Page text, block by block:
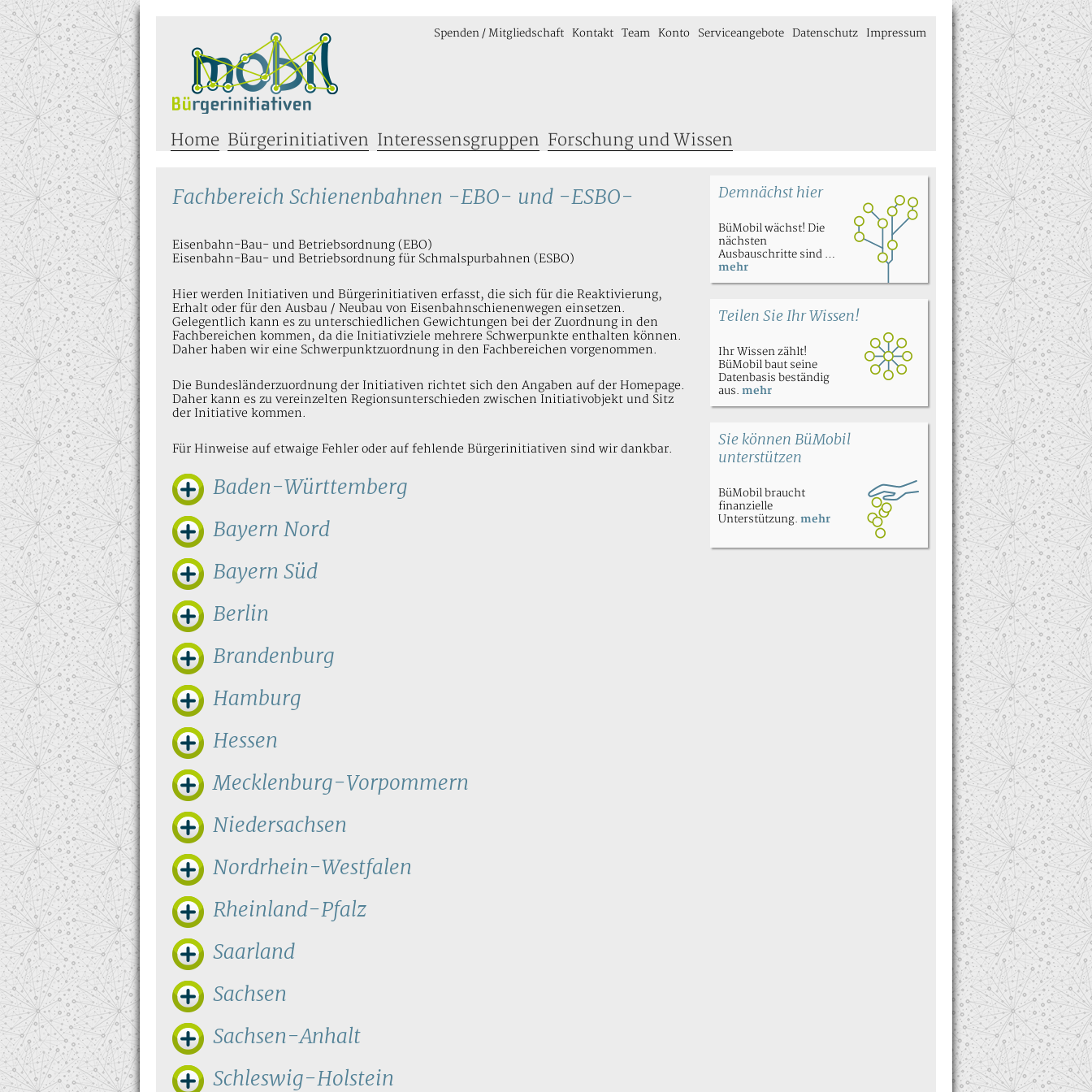
Spenden / Mitgliedschaft Kontakt Team Konto Serviceangebote Datenschutz Impressum
Home Bürgerinitiativen Interessensgruppen Forschung und Wissen
Fachbereich Schienenbahnen -EBO- und -ESBO-
Eisenbahn-Bau- und Betriebsordnung (EBO)
Eisenbahn-Bau- und Betriebsordnung für Schmalspurbahnen (ESBO)
Hier werden Initiativen und Bürgerinitiativen erfasst, die sich für die Reaktivierung,
Erhalt oder für den Ausbau / Neubau von Eisenbahnschienenwegen einsetzen.
Gelegentlich kann es zu unterschiedlichen Gewichtungen bei der Zuordnung in den
Fachbereichen kommen, da die Initiativziele mehrere Schwerpunkte enthalten können.
Daher haben wir eine Schwerpunktzuordnung in den Fachbereichen vorgenommen.
Die Bundesländerzuordnung der Initiativen richtet sich den Angaben auf der Homepage.
Daher kann es zu vereinzelten Regionsunterschieden zwischen Initiativobjekt und Sitz
der Initiative kommen.
Für Hinweise auf etwaige Fehler oder auf fehlende Bürgerinitiativen sind wir dankbar.
Baden-Württemberg
Bayern Nord
Bayern Süd
Berlin
Brandenburg
Hamburg
Hessen
Mecklenburg-Vorpommern
Niedersachsen
Nordrhein-Westfalen
Rheinland-Pfalz
Saarland
Sachsen
Sachsen-Anhalt
Schleswig-Holstein
Demnächst hier
BüMobil wächst! Die
nächsten
Ausbauschritte sind …
mehr
Teilen Sie Ihr Wissen!
Ihr Wissen zählt!
BüMobil baut seine
Datenbasis beständig
aus. mehr
Sie können BüMobil
unterstützen
BüMobil braucht
finanzielle
Unterstützung. mehr